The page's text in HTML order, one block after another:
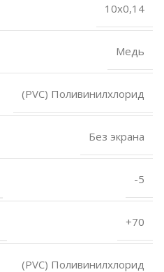
10х0,14
Медь
(PVC) Поливинилхлорид
Без экрана
-5
+70
(PVC) Поливинилхлорид